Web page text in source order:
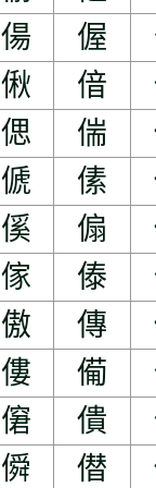
偒 偓
偢 偣
偲 偳
傂 傃
傒 傓
傢 傣
傲 傳
僂 僃
僒 僓
僢 僣